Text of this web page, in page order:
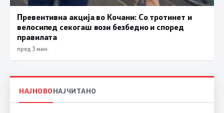
Превентивна акција во Кочани: Со тротинет и
велосипед секогаш вози безбедно и според
правилата
пред 3 мин.
НАЈНОВОНАЈЧИТАНО